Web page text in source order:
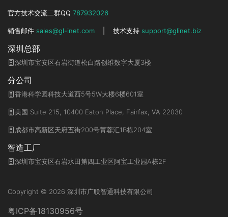
官方技术交流二群QQ 787932026
销售邮件 sales@gl-inet.com 技术支持 support@glinet.biz
深圳总部
深圳市宝安区石岩街道松白路创维数字大厦3楼
分公司
香港科学园科技大道西5号5W大楼6楼601室
美国 Suite 215, 10400 Eaton Place, Fairfax, VA 22030
成都市高新区天府五街200号菁蓉汇1B栋204室
智造工厂
深圳市宝安区石岩水田第四工业区阿宝工业园A栋2F
Copyright © 2026 深圳市广联智通科技有限公司
粤ICP备18130956号